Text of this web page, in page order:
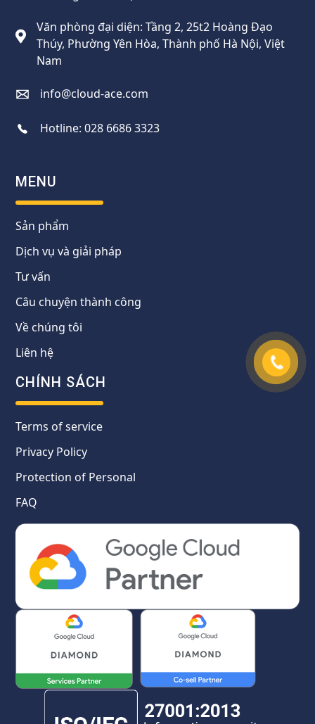
Văn phòng đại diện: Tầng 2, 25t2 Hoàng Đạo
Thúy, Phường Yên Hòa, Thành phố Hà Nội, Việt
Nam
info@cloud-ace.com
Hotline:028 6686 3323
MENU
Sản phẩm
Dịch vụ và giải pháp
Tư vấn
Câu chuyện thành công
Về chúng tôi
Liên hệ
CHÍNH SÁCH
Terms of service
Privacy Policy
Protection of Personal
FAQ